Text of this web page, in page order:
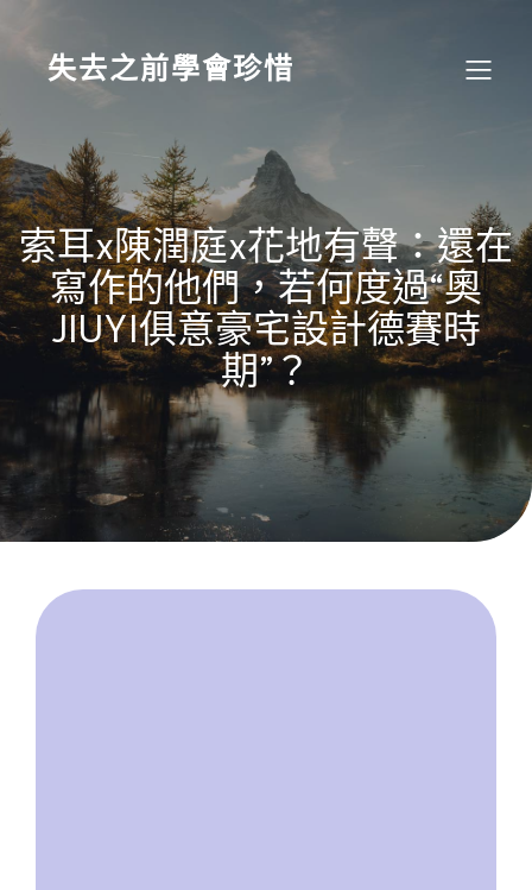
content
失去之前學會珍惜
索耳x陳潤庭x花地有聲：還在
寫作的他們，若何度過“奧
JIUYI俱意豪宅設計德賽時
期”？